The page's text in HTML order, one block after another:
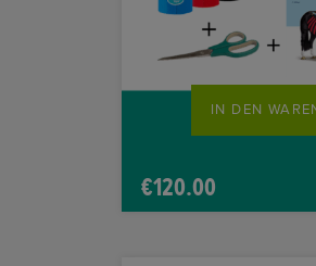
product
€120.00
IN DEN